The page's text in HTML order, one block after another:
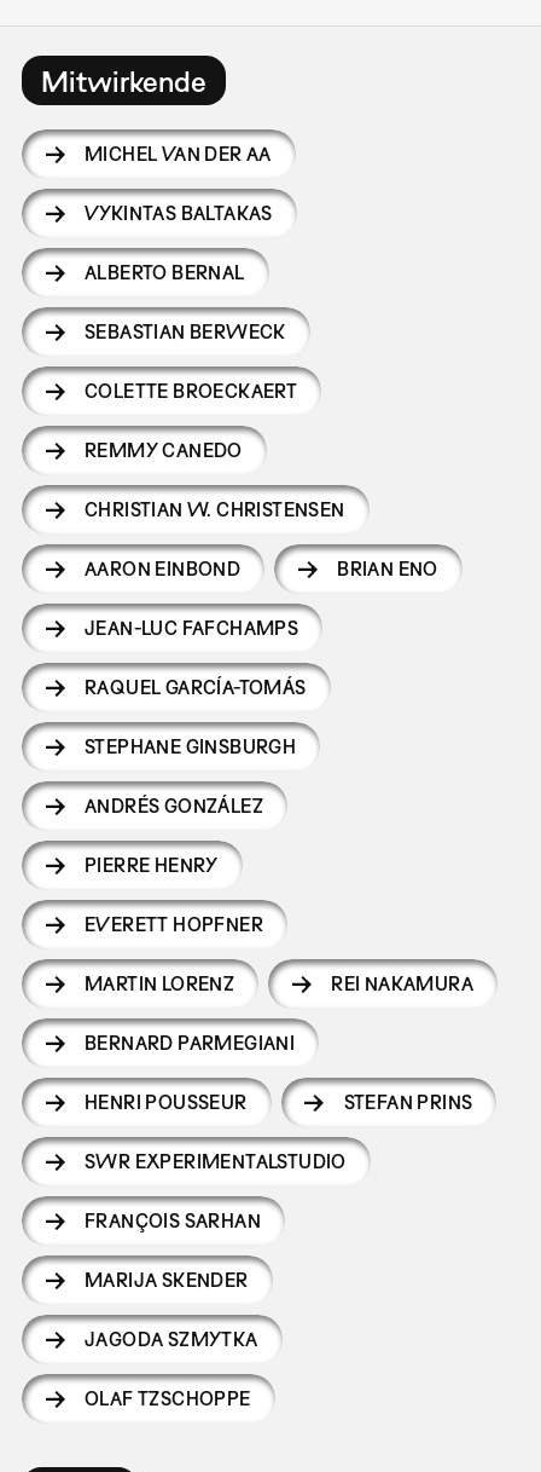
Mitwirkende
MICHEL VAN DER AA
VYKINTAS BALTAKAS
ALBERTO BERNAL
SEBASTIAN BERWECK
COLETTE BROECKAERT
REMMY CANEDO
CHRISTIAN W. CHRISTENSEN
AARON EINBOND BRIAN ENO
JEAN-LUC FAFCHAMPS
RAQUEL GARCÍA-TOMÁS
STEPHANE GINSBURGH
ANDRÉS GONZÁLEZ
PIERRE HENRY
EVERETT HOPFNER
MARTIN LORENZ REI NAKAMURA
BERNARD PARMEGIANI
HENRI POUSSEUR STEFAN PRINS
SWR EXPERIMENTALSTUDIO
FRANÇOIS SARHAN
MARIJA SKENDER
JAGODA SZMYTKA
OLAF TZSCHOPPE